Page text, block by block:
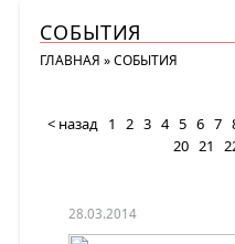
СОБЫТИЯ
ГЛАВНАЯ »СОБЫТИЯ
< назад 1 2 3 4 5 6 7
20 21
28.03.2014